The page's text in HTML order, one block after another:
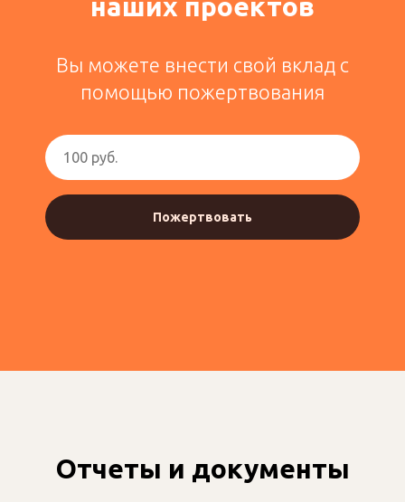
наших проектов
Вы можете внести свой вклад с
помощью пожертвования
Пожертвовать
Отчеты и документы